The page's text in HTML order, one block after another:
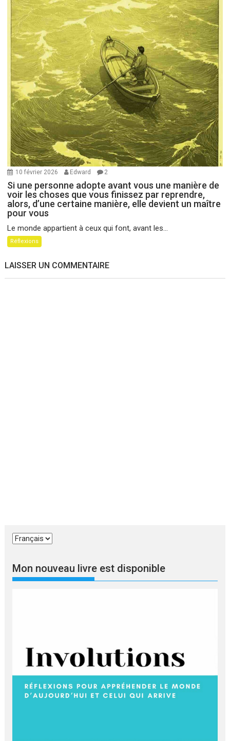
10 février 2026 Edward 2
Si une personne adopte avant vous une manière de
voir les choses que vous finissez par reprendre,
alors, d’une certaine manière, elle devient un maître
pour vous
Le monde appartient à ceux qui font, avant les...
Réflexions
LAISSER UN COMMENTAIRE
Choisir
langue
Mon nouveau livre est disponible